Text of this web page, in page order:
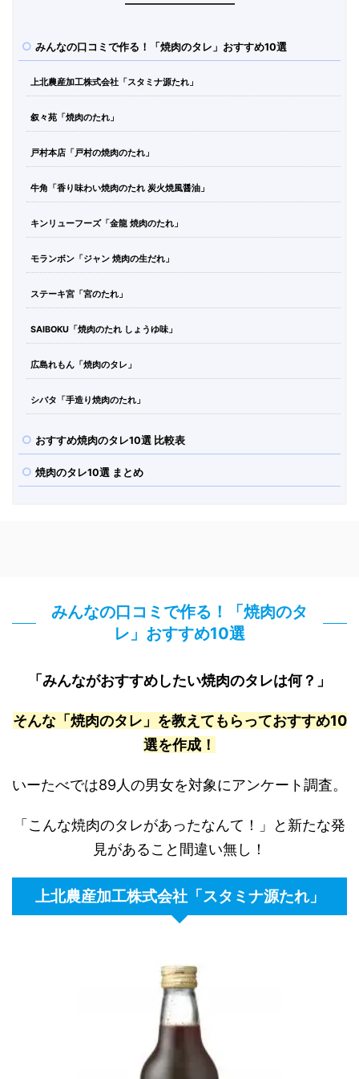
みんなの口コミで作る！「焼肉のタレ」おすすめ10選
上北農産加工株式会社「スタミナ源たれ」
叙々苑「焼肉のたれ」
戸村本店「戸村の焼肉のたれ」
牛角「香り味わい焼肉のたれ 炭火焼風醤油」
キンリューフーズ「金龍 焼肉のたれ」
モランボン「ジャン 焼肉の生だれ」
ステーキ宮「宮のたれ」
SAIBOKU「焼肉のたれ しょうゆ味」
広島れもん「焼肉のタレ」
シバタ「手造り焼肉のたれ」
おすすめ焼肉のタレ10選 比較表
焼肉のタレ10選 まとめ
みんなの口コミで作る！「焼肉のタ
レ」おすすめ10選
「みんながおすすめしたい焼肉のタレは何？」
そんな「焼肉のタレ」を教えてもらっておすすめ10
選を作成！
いーたべでは89人の男女を対象にアンケート調査。
「こんな焼肉のタレがあったなんて！」と新たな発
見があること間違い無し！
上北農産加工株式会社「スタミナ源たれ」